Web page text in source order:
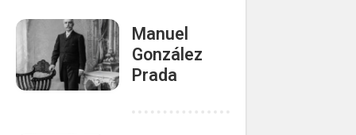
Manuel
González
Prada